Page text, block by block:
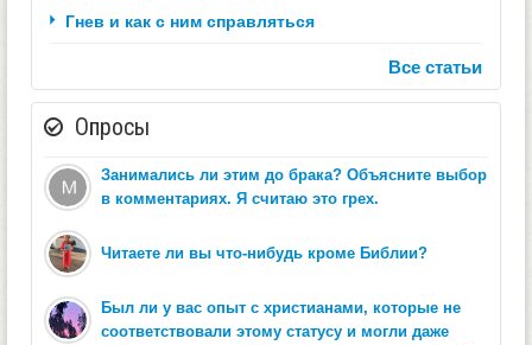
Гнев и как с ним справляться
Все статьи
Опросы
Занимались ли этим до брака? Объясните выбор
в комментариях. Я считаю это грех.
Читаете ли вы что-нибудь кроме Библии?
Был ли у вас опыт с христианами, которые не
соответствовали этому статусу и могли даже